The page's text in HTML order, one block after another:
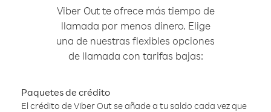
Viber Out te ofrece más tiempo de
llamada por menos dinero. Elige
una de nuestras flexibles opciones
de llamada con tarifas bajas:
Paquetes de crédito
El crédito de Viber Out se añade a tu saldo cada vez que